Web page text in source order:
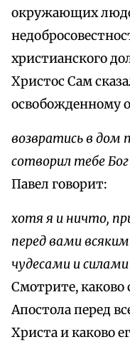
окружающих
христианского
Христос Сам
освобожденному
возвратись в дом
сотворил тебе Бог
Павел говорит:
хотя я и ничто,
перед вами
чудесами и силами
Смотрите, каково
Апостола перед
Христа и каково